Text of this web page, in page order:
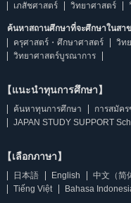
เภสัชศาสตร์
วิทยาศาสตร์
ค้นหาสถานศึกษาที่จะศึกษาในสา
ครุศาสตร์・ศึกษาศาสตร์
วิท
วิทยาศาสตร์บูรณาการ
【แนะนำทุนการศึกษา】
ค้นหาทุนการศึกษา
การสมัค
JAPAN STUDY SUPPORT
【เลือกภาษา】
日本語 English 中文（简
Tiếng Việt
Bahasa